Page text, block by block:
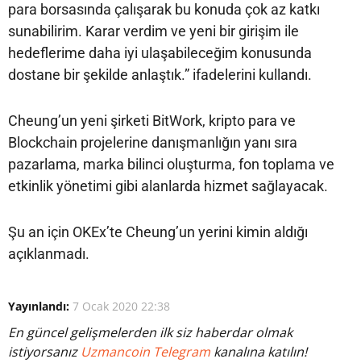
para borsasında çalışarak bu konuda çok az katkı
sunabilirim. Karar verdim ve yeni bir girişim ile
hedeflerime daha iyi ulaşabileceğim konusunda
dostane bir şekilde anlaştık.” ifadelerini kullandı.
Cheung’un yeni şirketi BitWork, kripto para ve
Blockchain projelerine danışmanlığın yanı sıra
pazarlama, marka bilinci oluşturma, fon toplama ve
etkinlik yönetimi gibi alanlarda hizmet sağlayacak.
Şu an için OKEx’te Cheung’un yerini kimin aldığı
açıklanmadı.
Yayınlandı: 7 Ocak 2020 22:38
En güncel gelişmelerden ilk siz haberdar olmak
istiyorsanız Uzmancoin Telegram kanalına katılın!